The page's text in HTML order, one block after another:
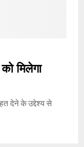
मिलेगा
देने के उद्देश्य से